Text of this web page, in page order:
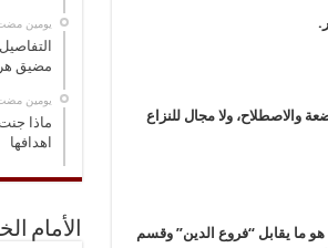
والاصطلاح، ولا مجال للنزاع
ما يقابل “فروع الدين” وقسم
‏يومين
مضيق
‏يومين
ماذا
اهدافها
الأمام